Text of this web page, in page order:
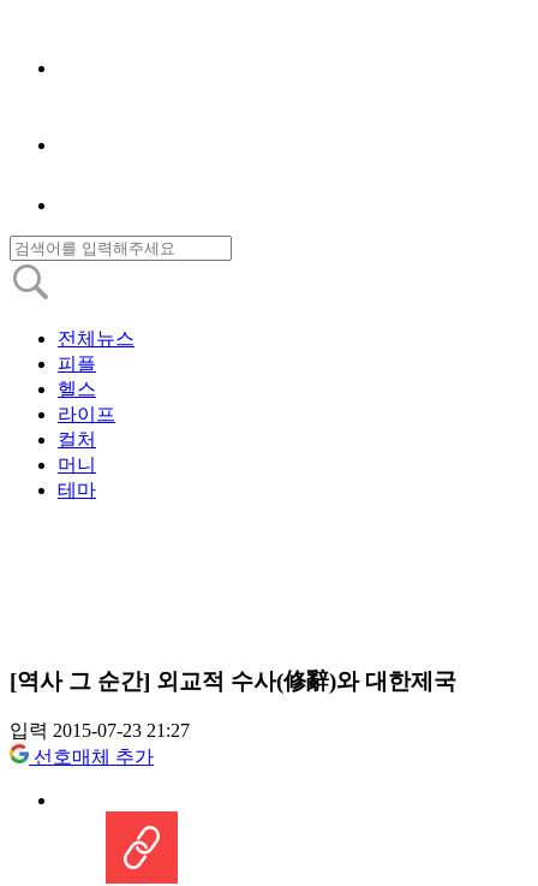
전체뉴스
피플
헬스
라이프
컬처
머니
테마
[역사 그 순간] 외교적 수사(修辭)와 대한제국
입력 2015-07-23 21:27
선호매체 추가